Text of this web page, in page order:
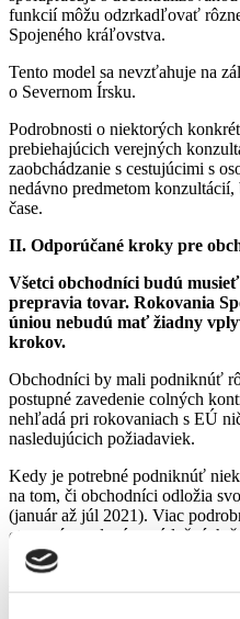
funkcií môžu odzrkadľovať
Spojeného kráľovstva.
Tento model sa nevzťahuje na
o Severnom Írsku.
Podrobnosti o niektorých
prebiehajúcich verejných
zaobchádzanie s cestujúcimi s
nedávno predmetom
čase.
II. Odporúčané kroky pre
Všetci obchodnícibudú
prepravia tovar. Rokovania
úniou nebudú mať žiadny
krokov.
Obchodníci by mali podniknúť
postupné zavedenie colných
nehľadá pri rokovaniach s EÚ
nasledujúcich požiadaviek.
Kedy je potrebné podniknúť
na tom, či obchodníci odložia
(január až júl 2021). Viac
etapy sú uvedené v príslušných
kráľovstva.
Požiadajte o číslo EORI